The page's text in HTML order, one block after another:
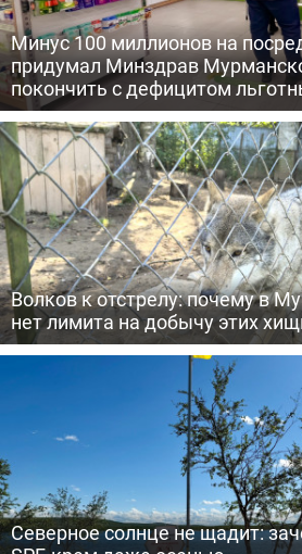
Минус 100 миллионов на
придумал Минздрав
покончить с дефицитом
Волков к отстрелу: почему в
нет лимита на добычу этих
Северное солнце не щадит: